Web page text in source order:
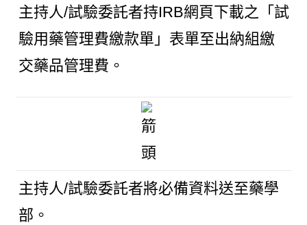
主持人/試驗委託者持IRB網頁下載之「試
驗用藥管理費繳款單」表單至出納組繳
交藥品管理費。
主持人/試驗委託者將必備資料送至藥學
部。